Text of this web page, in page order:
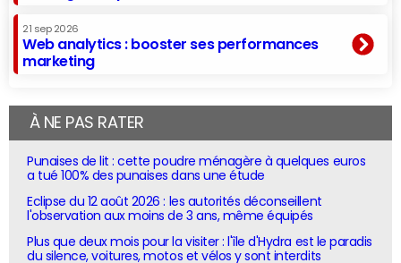
21 sep 2026
Web analytics : booster ses performances
marketing
À NE PAS RATER
Punaises de lit : cette poudre ménagère à quelques euros
a tué 100% des punaises dans une étude
Eclipse du 12 août 2026 : les autorités déconseillent
l'observation aux moins de 3 ans, même équipés
Plus que deux mois pour la visiter : l'île d'Hydra est le paradis
du silence, voitures, motos et vélos y sont interdits